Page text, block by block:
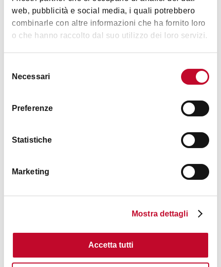
web, pubblicità e social media, i quali potrebbero
combinarle con altre informazioni che ha fornito loro
o che hanno raccolto dal suo utilizzo dei loro servizi.
delNecessari
Preferenze
Statistiche
Marketing
Mostra dettagli
Accetta tutti
GUEST HOUSES